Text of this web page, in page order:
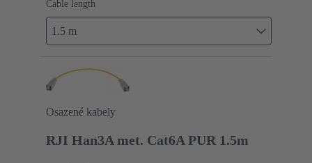
Cable length
1.5 m
Osazené kabely
RJI Han3A met. Cat6A PUR 1.5m